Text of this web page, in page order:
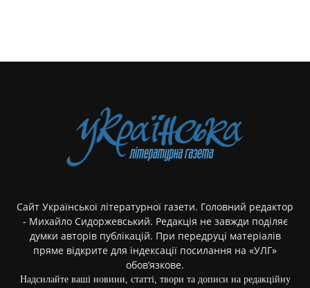
Сайт Української літературної газети. Головний редактор
- Михайло Сидоржевський. Редакція не завжди поділяє
думки авторів публікацій. При передруці матеріалів
пряме відкрите для індексації посилання на «УЛГ»
обов’язкове.
Надсилайте ваші новини, статті, твори та дописи на редакційну